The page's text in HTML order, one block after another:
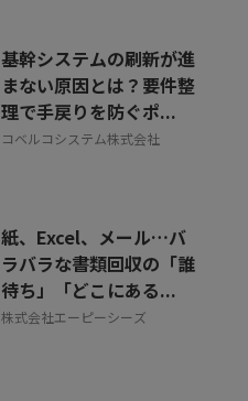
基幹システムの刷新が進
まない原因とは？要件整
理で手戻りを防ぐポ...
コベルコシステム株式会社
紙、Excel、メール…バ
ラバラな書類回収の「誰
待ち」「どこにある...
株式会社エーピーシーズ